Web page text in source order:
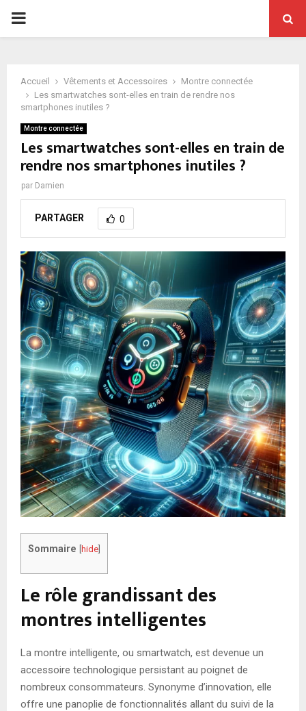
PRIMARY
Accueil Vêtements et Accessoires
Montre connectée
Les smartwatches sont-elles en train de rendre nos
smartphones inutiles ?
Montre connectée
Les smartwatches sont-elles en train de
rendre nos smartphones inutiles ?
par Damien
PARTAGER 0
Sommaire [hide]
Le rôle grandissant des
montres intelligentes
La montre intelligente, ou smartwatch, est devenue un
accessoire technologique persistant au poignet de
nombreux consommateurs. Synonyme d’innovation, elle
offre une panoplie de fonctionnalités allant du suivi de la